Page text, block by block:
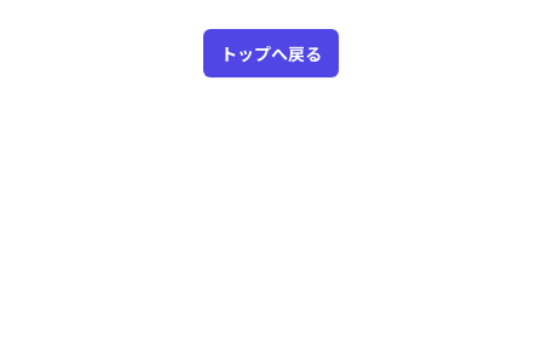
トップへ戻る